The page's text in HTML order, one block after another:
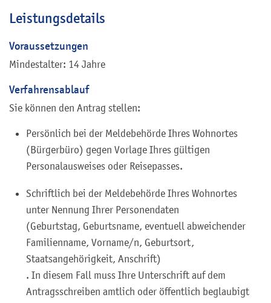
Leistungsdetails
Voraussetzungen
Mindestalter: 14 Jahre
Verfahrensablauf
Sie können den Antrag stellen:
Persönlich bei der Meldebehörde Ihres Wohnortes
(Bürgerbüro) gegen Vorlage Ihres gültigen
Personalausweises oder Reisepasses.
Schriftlich bei der Meldebehörde Ihres Wohnortes
unter Nennung Ihrer Personendaten
(Geburtstag, Geburtsname, eventuell abweichender
Familienname, Vorname/n, Geburtsort,
Staatsangehörigkeit, Anschrift)
. In diesem Fall muss Ihre Unterschrift auf dem
Antragsschreiben amtlich oder öffentlich beglaubigt